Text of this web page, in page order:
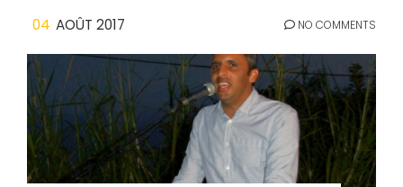
04 AOÛT 2017 NO COMMENTS